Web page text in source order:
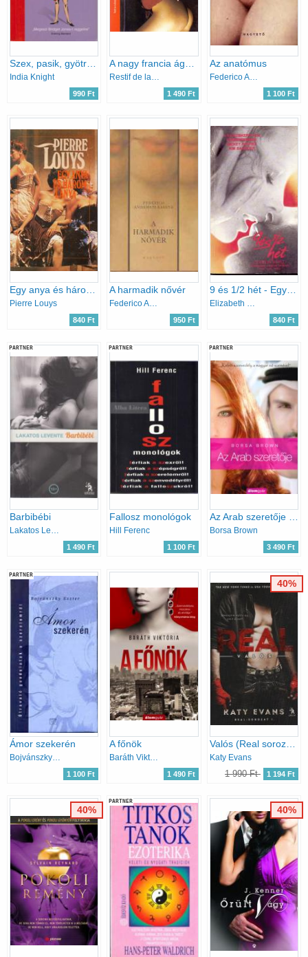
India Knight
990 Ft
Restif de la Bretonne
1 490 Ft
Az anatómus
Federico Andahazi
1 100 Ft
Egy anya és három lánya
Pierre Louys
840 Ft
A harmadik nővér
Federico Andahazi
950 Ft
9 és 1/2 hét - Egy szerelmi kapcsolat emléke
Elizabeth McNeill
840 Ft
PARTNER
Barbibébi
Lakatos Levente
1 490 Ft
PARTNER
Fallosz monológok
Hill Ferenc
1 100 Ft
PARTNER
Borsa Brown
3 490 Ft
PARTNER
Ámor szekerén
1 100 Ft
A főnök
Baráth Viktória
1 490 Ft
Valós (Real sorozat 1.)
Katy Evans
1 990 Ft 1 194 Ft
40%
40%
PARTNER
40%